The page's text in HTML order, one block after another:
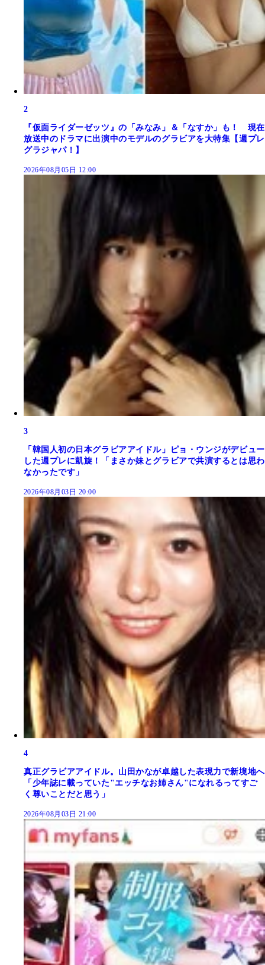
2
『仮面ライダーゼッツ』の「みなみ」＆「なすか」も！ 現在
放送中のドラマに出演中のモデルのグラビアを大特集【週プレ
グラジャパ！】
2026年08月05日 12:00
3
「韓国人初の日本グラビアアイドル」ピョ・ウンジがデビュー
した週プレに凱旋！「まさか妹とグラビアで共演するとは思わ
なかったです」
2026年08月03日 20:00
4
真正グラビアアイドル。山田かなが卓越した表現力で新境地へ
「少年誌に載っていた"エッチなお姉さん"になれるってすご
く尊いことだと思う」
2026年08月03日 21:00